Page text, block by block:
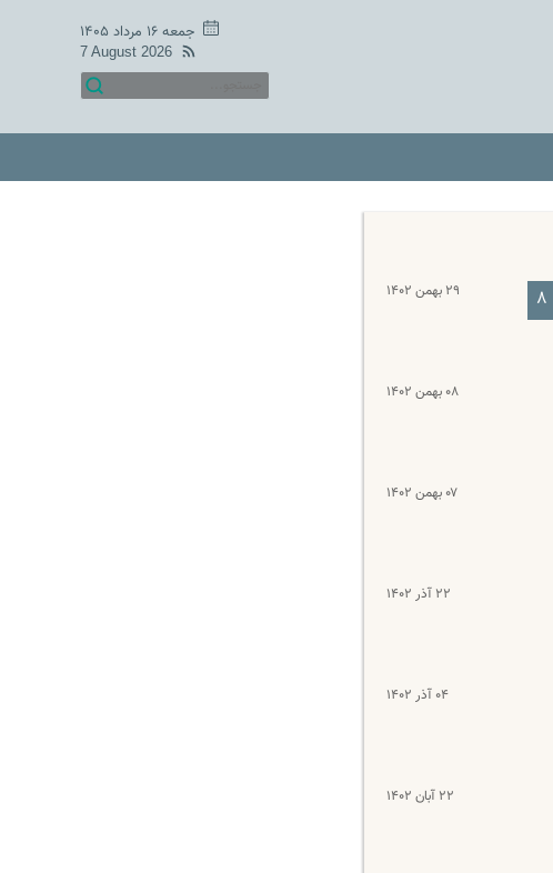
جمعه ۱۶ مرداد ۱۴۰۵
7 August 2026
۲۹ بهمن ۱۴۰۲
۰۸ بهمن ۱۴۰۲
۰۷ بهمن ۱۴۰۲
۲۲ آذر ۱۴۰۲
۰۴ آذر ۱۴۰۲
۲۲ آبان ۱۴۰۲
۸